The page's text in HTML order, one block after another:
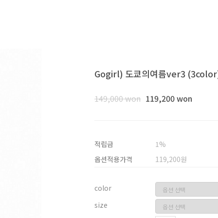
Gogirl) 도쿄의여름ver3
149,000 won 119,200 won
적립금
1%
옵션적용가격
119,200원
color
size